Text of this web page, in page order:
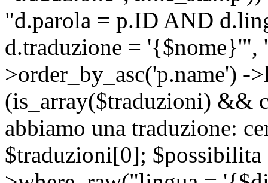
"d.parola = p.ID AND
d.traduzione = '{$nome}'",
>order_by_asc('p.name')
(is_array($traduzioni) &&
abbiamo una traduzione:
$traduzioni[0];